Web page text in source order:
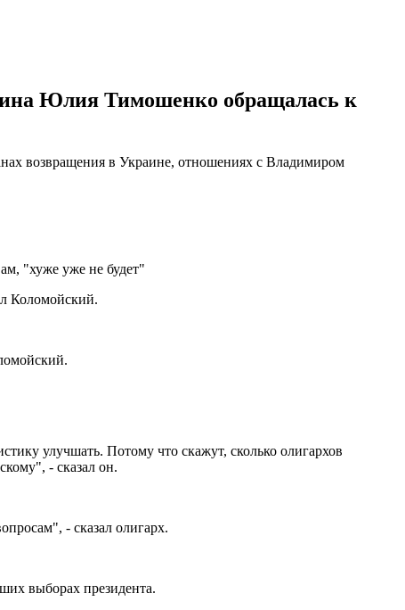
Юлия Тимошенко обращалась к
возвращения в Украине, отношениях с Владимиром
"хуже уже не будет"
Коломойский.
улучшать. Потому что скажут, сколько олигархов
- сказал он.
- сказал олигарх.
выборах президента.